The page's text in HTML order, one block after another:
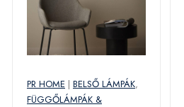
PR HOME | BELSŐ LÁMPÁK,
FÜGGŐLÁMPÁK &